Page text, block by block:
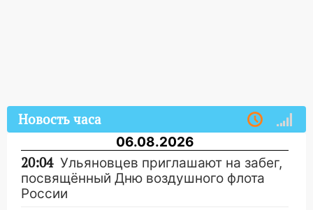
Новость часа
06.08.2026
20:04 Ульяновцев приглашают на забег,
посвящённый Дню воздушного флота
России